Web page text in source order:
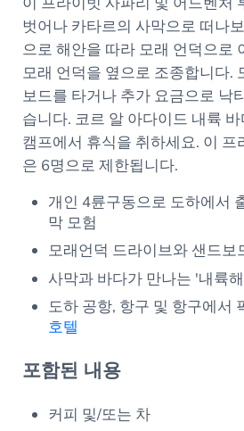
벗어나 카타르의 사막으로 떠나
으로 해안을 따라 모래 언덕으로
모래 언덕을 옆으로 조종합니다.
보드를 타거나 추가 요금으로 낙
습니다. 코르 알 아다이드 내륙
캠프에서 휴식을 취하세요. 이 프
은 6명으로 제한됩니다.
개인 4륜구동으로 도하에서
막 모험
모래언덕 드라이브와 샌드보
사막과 바다가 만나는 '내륙
도하 공항, 항구 및 항구에서
호텔
포함된 내용
커피 및/또는 차